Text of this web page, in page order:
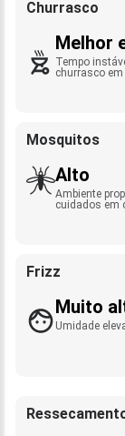
Churrasco
Melhor
Tempo
churrasco
Mosquitos
Alto
Ambiente
cuidados em
Frizz
Muito
Umidade